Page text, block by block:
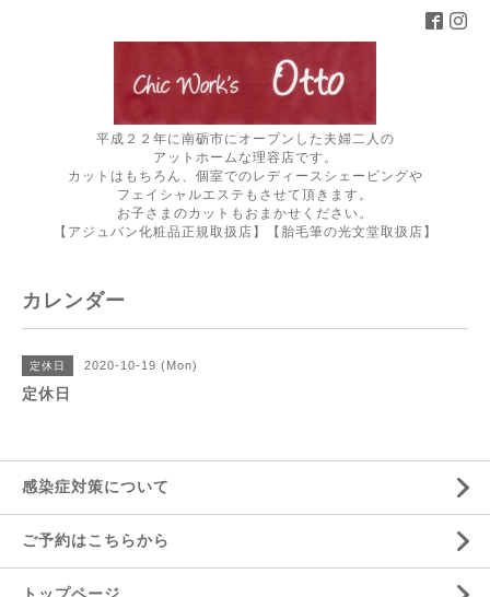
平成２２年に南砺市にオープンした夫婦二人の
アットホームな理容店です。
カットはもちろん、個室でのレディースシェービングや
フェイシャルエステもさせて頂きます。
お子さまのカットもおまかせください。
【アジュバン化粧品正規取扱店】【胎毛筆の光文堂取扱店】
カレンダー
定休日 2020-10-19 (Mon)
定休日
感染症対策について
ご予約はこちらから